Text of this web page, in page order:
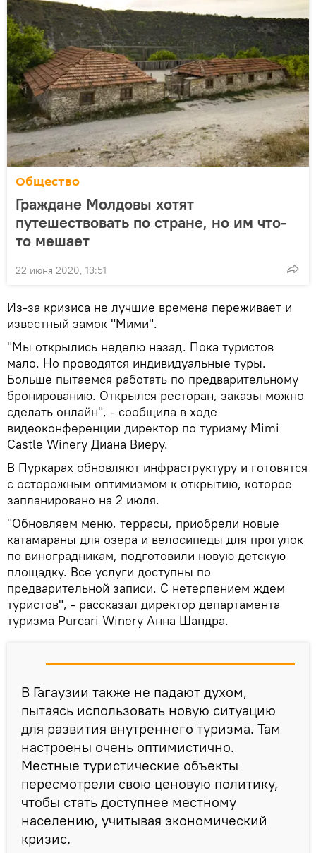
Общество
Граждане Молдовы хотят
путешествовать по стране, но им что-
то мешает
22 июня 2020, 13:51
Из-за кризиса не лучшие времена переживает и
известный замок "Мими".
"Мы открылись неделю назад. Пока туристов
мало. Но проводятся индивидуальные туры.
Больше пытаемся работать по предварительному
бронированию. Открылся ресторан, заказы можно
сделать онлайн", - сообщила в ходе
видеоконференции директор по туризму Mimi
Castle Winery Диана Виеру.
В Пуркарах обновляют инфраструктуру и готовятся
с осторожным оптимизмом к открытию, которое
запланировано на 2 июля.
"Обновляем меню, террасы, приобрели новые
катамараны для озера и велосипеды для прогулок
по виноградникам, подготовили новую детскую
площадку. Все услуги доступны по
предварительной записи. С нетерпением ждем
туристов", - рассказал директор департамента
туризма Purcari Winery Анна Шандра.
В Гагаузии также не падают духом,
пытаясь использовать новую ситуацию
для развития внутреннего туризма. Там
настроены очень оптимистично.
Местные туристические объекты
пересмотрели свою ценовую политику,
чтобы стать доступнее местному
населению, учитывая экономический
кризис.